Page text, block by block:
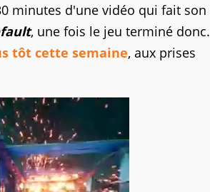
minutes d'une vidéo qui fait son
, une fois le jeu terminé donc.
tôt cette semaine, aux prises